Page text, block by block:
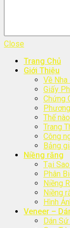
Close
Trang Chủ
Giới Thiệu
Về Nha
Giấy
Chứng
Thế
Trang
Công
Bảng
Niềng răng
Tại
Phân
Niềng
Niềng
Hình
Veneer –
Dán